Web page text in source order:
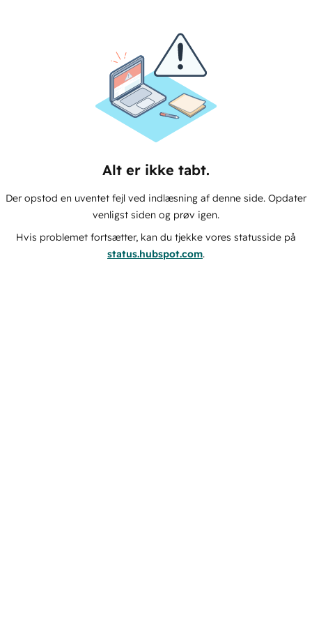
Alt er ikke tabt.
Der opstod en uventet fejl ved indlæsning af denne side. Opdater
venligst siden og prøv igen.
Hvis problemet fortsætter, kan du tjekke vores statusside på
status.hubspot.com.